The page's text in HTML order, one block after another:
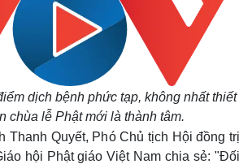
dịch bệnh phức tạp, không nhất thiết
chùa lễ Phật mới là thành tâm.
Thanh Quyết, Phó Chủ tịch Hội đồng trị
hội Phật giáo Việt Nam chia sẻ: "Đối